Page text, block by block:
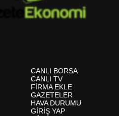
CANLI BORSA
CANLI TV
FİRMA EKLE
GAZETELER
HAVA DURUMU
GİRİŞ YAP